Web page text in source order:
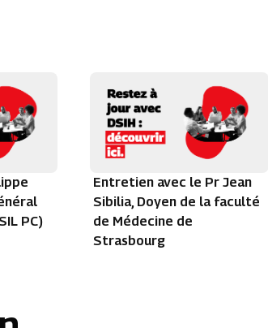
PC)
Entretien avec le Pr Jean
Sibilia, Doyen de la faculté
de Médecine de
Strasbourg